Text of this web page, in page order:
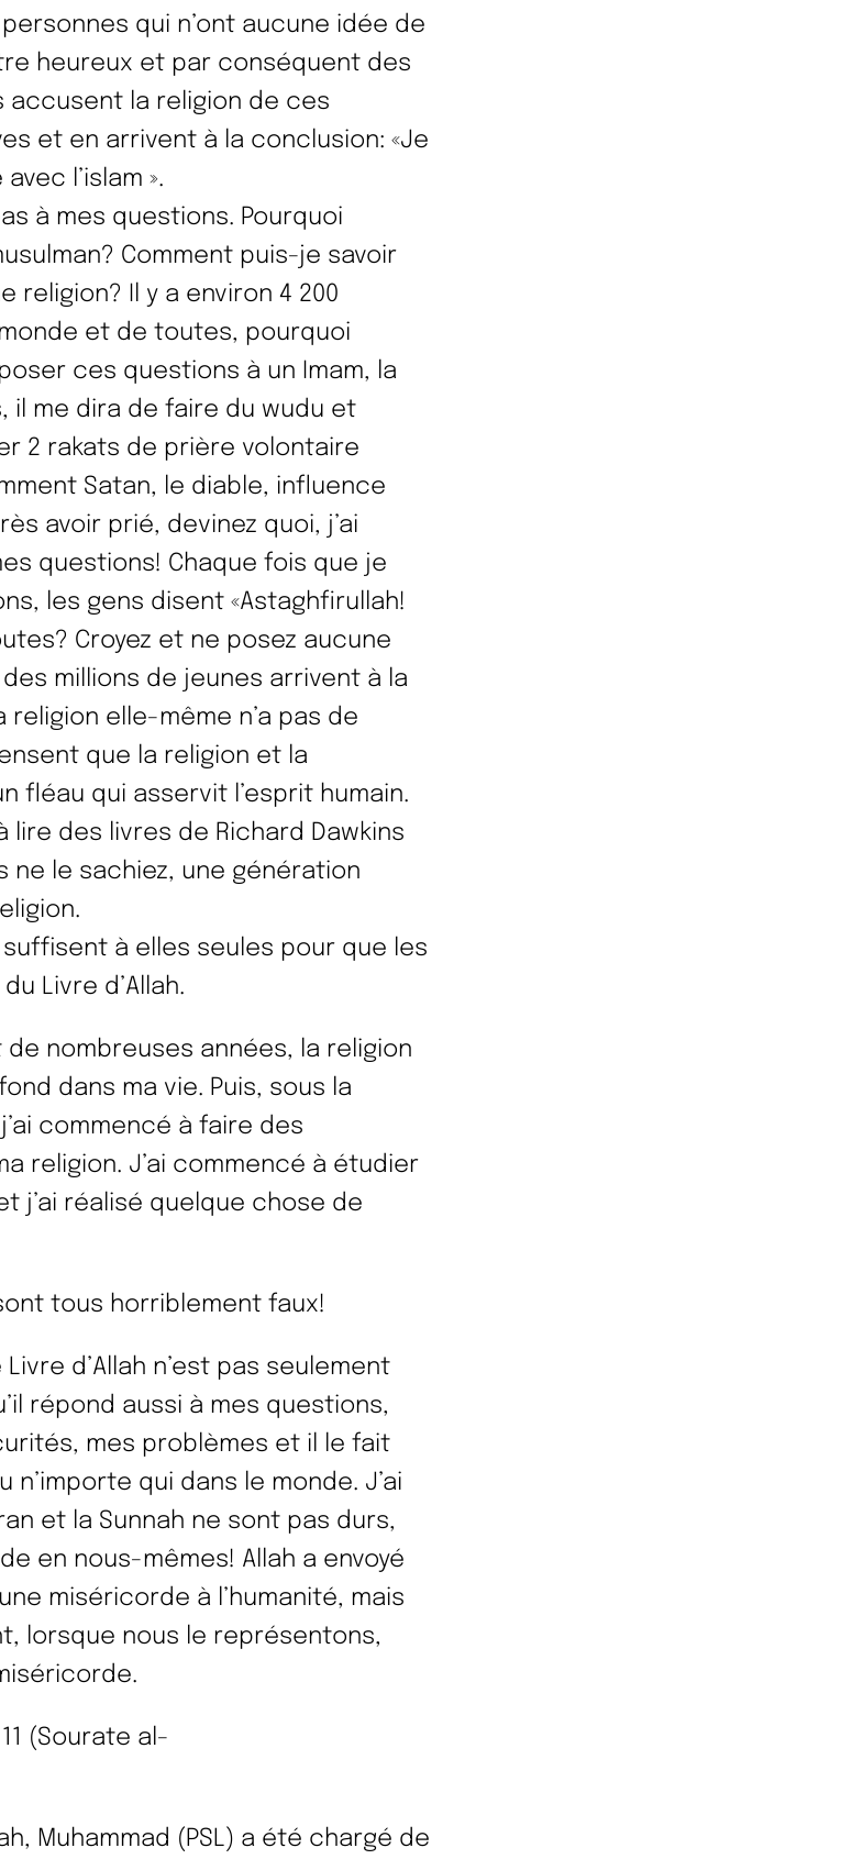
qui n’ont aucune idée de
heureux et par conséquent des
accusent la religion de ces
et en arrivent à la conclusion: «Je
l’islam ».
à mes questions. Pourquoi
Comment puis-je savoir
religion? Il y a environ 4 200
et de toutes, pourquoi
poser ces questions à un Imam, la
il me dira de faire du wudu et
2 rakats de prière volontaire
Satan, le diable, influence
avoir prié, devinez quoi, j’ai
questions! Chaque fois que je
les gens disent «Astaghfirullah!
Croyez et ne posez aucune
des millions de jeunes arrivent à la
religion elle-même n’a pas de
que la religion et la
fléau qui asservit l’esprit humain.
lire des livres de Richard Dawkins
ne le sachiez, une génération
à elles seules pour que les
Livre d’Allah.
de nombreuses années, la religion
dans ma vie. Puis, sous la
commencé à faire des
religion. J’ai commencé à étudier
j’ai réalisé quelque chose de
tous horriblement faux!
d’Allah n’est pas seulement
répond aussi à mes questions,
mes problèmes et il le fait
n’importe qui dans le monde. J’ai
et la Sunnah ne sont pas durs,
en nous-mêmes! Allah a envoyé
miséricorde à l’humanité, mais
lorsque nous le représentons,
(Sourate al-
Muhammad (PSL) a été chargé de